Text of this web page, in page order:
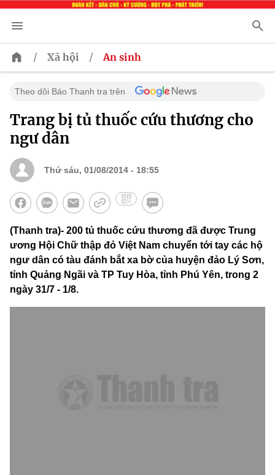
/ Xã hội / An sinh
Theo dõi Báo Thanh tra trên
Trang bị tủ thuốc cứu thương cho
ngư dân
Thứ sáu, 01/08/2014 - 18:55
(Thanh tra)- 200 tủ thuốc cứu thương đã được Trung
ương Hội Chữ thập đỏ Việt Nam chuyển tới tay các hộ
ngư dân có tàu đánh bắt xa bờ của huyện đảo Lý Sơn,
tỉnh Quảng Ngãi và TP Tuy Hòa, tỉnh Phú Yên, trong 2
ngày 31/7 - 1/8.